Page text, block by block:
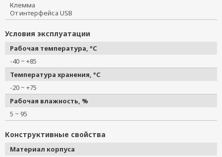
Клемма
От интерфейса USB
Условия эксплуатации
Рабочая температура, °C
-40 ~ +85
Температура хранения, °C
-20 ~ +75
Рабочая влажность, %
5 ~ 95
Конструктивные свойства
Материал корпуса